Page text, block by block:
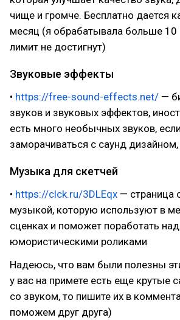
чище и громче. Бесплатно дается
месяц (я обрабатывала больше 10
лимит не достигнут)
Звуковые эффекты
• https://free-sound-effects.net/ —
звуков и звуковых эффектов,
есть много необычных звуков,
заморачиваться с саунд
Музыка для скетчей
• https://clck.ru/3DLEqx — страница
музыкой, которую используют в
сценках и поможет поработать над
юмористическими роликами
Надеюсь, что вам были полезны
у вас на примете есть еще крутые
со звуком, то пишите их в
поможем друг друга)